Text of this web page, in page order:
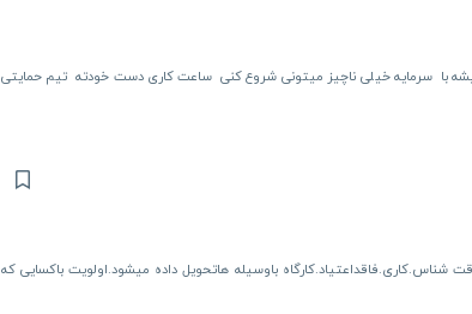
میشه با سرمایه خیلی ناچیز میتونی شروع کنی ساعت کاری دست خودته تیم حمایتی
شناس.کاری.فاقداعتیاد.کارگاه باوسیله هاتحویل داده میشود.اولویت باکسایی که